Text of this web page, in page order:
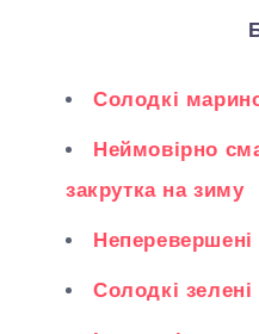
Солодкі
Неймовірно
закрутка на зиму
Солодкі